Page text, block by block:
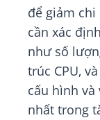
để giảm
cần xác
như số
trúc CPU,
cấu hình và
nhất trong